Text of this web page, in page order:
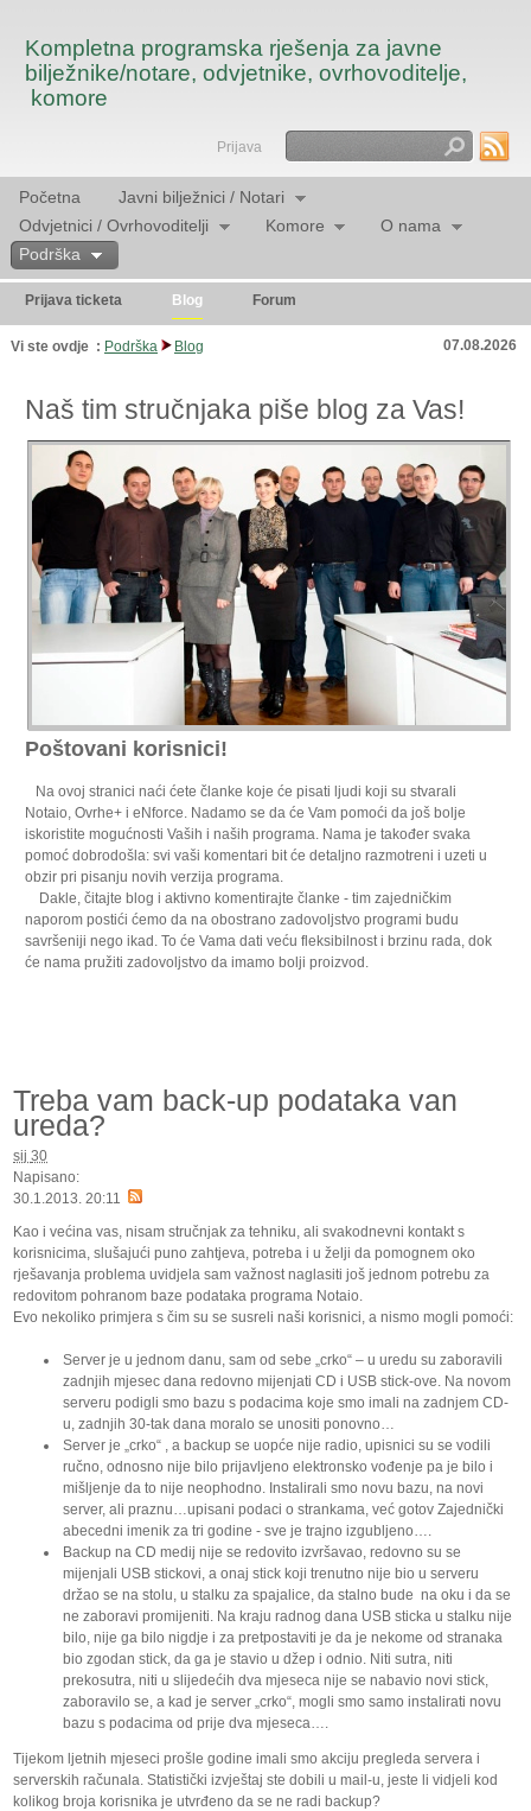
Kompletna programska rješenja za javne
bilježnike/notare, odvjetnike, ovrhovoditelje,
komore
Traži
Prijava
Početna
Javni bilježnici / Notari
Odvjetnici / Ovrhovoditelji
Komore
O nama
Podrška
Prijava ticketa Blog Forum
Vi ste ovdje : Podrška Blog 07.08.2026
Naš tim stručnjaka piše blog za Vas!
Poštovani korisnici!
Na ovoj stranici naći ćete članke koje će pisati ljudi koji su stvarali
Notaio, Ovrhe+ i eNforce. Nadamo se da će Vam pomoći da još bolje
iskoristite mogućnosti Vaših i naših programa. Nama je također svaka
pomoć dobrodošla: svi vaši komentari bit će detaljno razmotreni i uzeti u
obzir pri pisanju novih verzija programa.
Dakle, čitajte blog i aktivno komentirajte članke - tim zajedničkim
naporom postići ćemo da na obostrano zadovoljstvo programi budu
savršeniji nego ikad. To će Vama dati veću fleksibilnost i brzinu rada, dok
će nama pružiti zadovoljstvo da imamo bolji proizvod.
Treba vam back-up podataka van
ureda?
sij 30
Napisano:
30.1.2013. 20:11
Kao i većina vas, nisam stručnjak za tehniku, ali svakodnevni kontakt s
korisnicima, slušajući puno zahtjeva, potreba i u želji da pomognem oko
rješavanja problema uvidjela sam važnost naglasiti još jednom potrebu za
redovitom pohranom baze podataka programa Notaio.
Evo nekoliko primjera s čim su se susreli naši korisnici, a nismo mogli pomoći:
Server je u jednom danu, sam od sebe „crko“ – u uredu su zaboravili
zadnjih mjesec dana redovno mijenjati CD i USB stick-ove. Na novom
serveru podigli smo bazu s podacima koje smo imali na zadnjem CD-
u, zadnjih 30-tak dana moralo se unositi ponovno…
Server je „crko“ , a backup se uopće nije radio, upisnici su se vodili
ručno, odnosno nije bilo prijavljeno elektronsko vođenje pa je bilo i
mišljenje da to nije neophodno. Instalirali smo novu bazu, na novi
server, ali praznu…upisani podaci o strankama, već gotov Zajednički
abecedni imenik za tri godine - sve je trajno izgubljeno….
Backup na CD medij nije se redovito izvršavao, redovno su se
mijenjali USB stickovi, a onaj stick koji trenutno nije bio u serveru
držao se na stolu, u stalku za spajalice, da stalno bude na oku i da se
ne zaboravi promijeniti. Na kraju radnog dana USB sticka u stalku nije
bilo, nije ga bilo nigdje i za pretpostaviti je da je nekome od stranaka
bio zgodan stick, da ga je stavio u džep i odnio. Niti sutra, niti
prekosutra, niti u slijedećih dva mjeseca nije se nabavio novi stick,
zaboravilo se, a kad je server „crko“, mogli smo samo instalirati novu
bazu s podacima od prije dva mjeseca….
Tijekom ljetnih mjeseci prošle godine imali smo akciju pregleda servera i
serverskih računala. Statistički izvještaj ste dobili u mail-u, jeste li vidjeli kod
kolikog broja korisnika je utvrđeno da se ne radi backup?